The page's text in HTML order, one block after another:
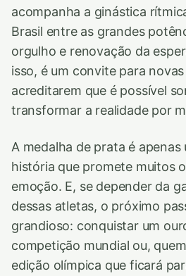
acompanha a ginástica
Brasil entre as grandes
orgulho e renovação da
isso, é um convite para
acreditarem que é possível
transformar a realidade por
A medalha de prata é
história que promete muitos
emoção. E, se depender da
dessas atletas, o próximo
grandioso: conquistar um
competição mundial ou,
edição olímpica que ficará